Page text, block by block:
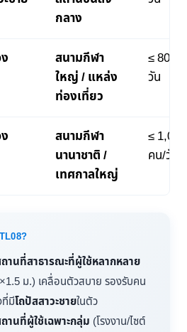
กลาง
สนามกีฬา
ใหญ่ / แหล่ง
ท่องเที่ยว
≤ 800
วัน
สนามกีฬา
นานาชาติ /
เทศกาลใหญ่
≤ 1,000
คน/วัน
านที่สาธารณะที่ผู้ใช้หลากหลาย
ม.) เคลื่อนตัวสบาย รองรับคน
มีโถปัสสาวะชายในตัว
านที่ผู้ใช้เฉพาะกลุ่ม (โรงงาน/ไซต์